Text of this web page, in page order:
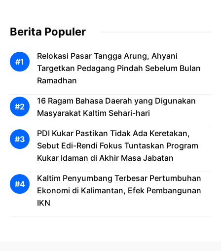
Berita Populer
Relokasi Pasar Tangga Arung, Ahyani
Targetkan Pedagang Pindah Sebelum Bulan
Ramadhan
16 Ragam Bahasa Daerah yang Digunakan
Masyarakat Kaltim Sehari-hari
PDI Kukar Pastikan Tidak Ada Keretakan,
Sebut Edi-Rendi Fokus Tuntaskan Program
Kukar Idaman di Akhir Masa Jabatan
Kaltim Penyumbang Terbesar Pertumbuhan
Ekonomi di Kalimantan, Efek Pembangunan
IKN